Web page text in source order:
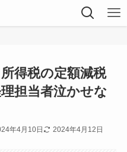
得税の定額減税
担当者泣かせな
年4月10日 2024年4月12日